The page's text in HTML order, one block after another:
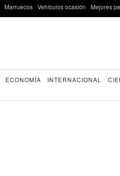
Marruecos Vehículos ocasión Mejores
ECONOMÍA INTERNACIONAL